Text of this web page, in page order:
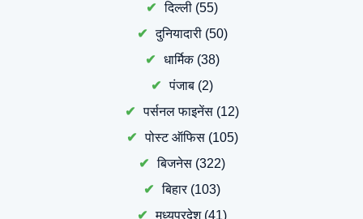
दिल्ली (55)
दुनियादारी(50)
धार्मिक(38)
पंजाब (2)
पर्सनल फाइनेंस (12)
पोस्ट ऑफिस(105)
बिजनेस (322)
बिहार(103)
मध्यप्रदेश(41)